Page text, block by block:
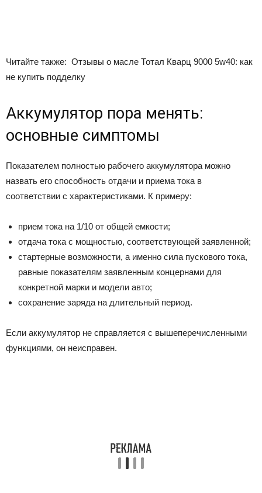
Читайте также: Отзывы о масле Тотал Кварц 9000 5w40: как
не купить подделку
Аккумулятор пора менять:
основные симптомы
Показателем полностью рабочего аккумулятора можно
назвать его способность отдачи и приема тока в
соответствии с характеристиками. К примеру:
прием тока на 1/10 от общей емкости;
отдача тока с мощностью, соответствующей заявленной;
стартерные возможности, а именно сила пускового тока,
равные показателям заявленным концернами для
конкретной марки и модели авто;
сохранение заряда на длительный период.
Если аккумулятор не справляется с вышеперечисленными
функциями, он неисправен.